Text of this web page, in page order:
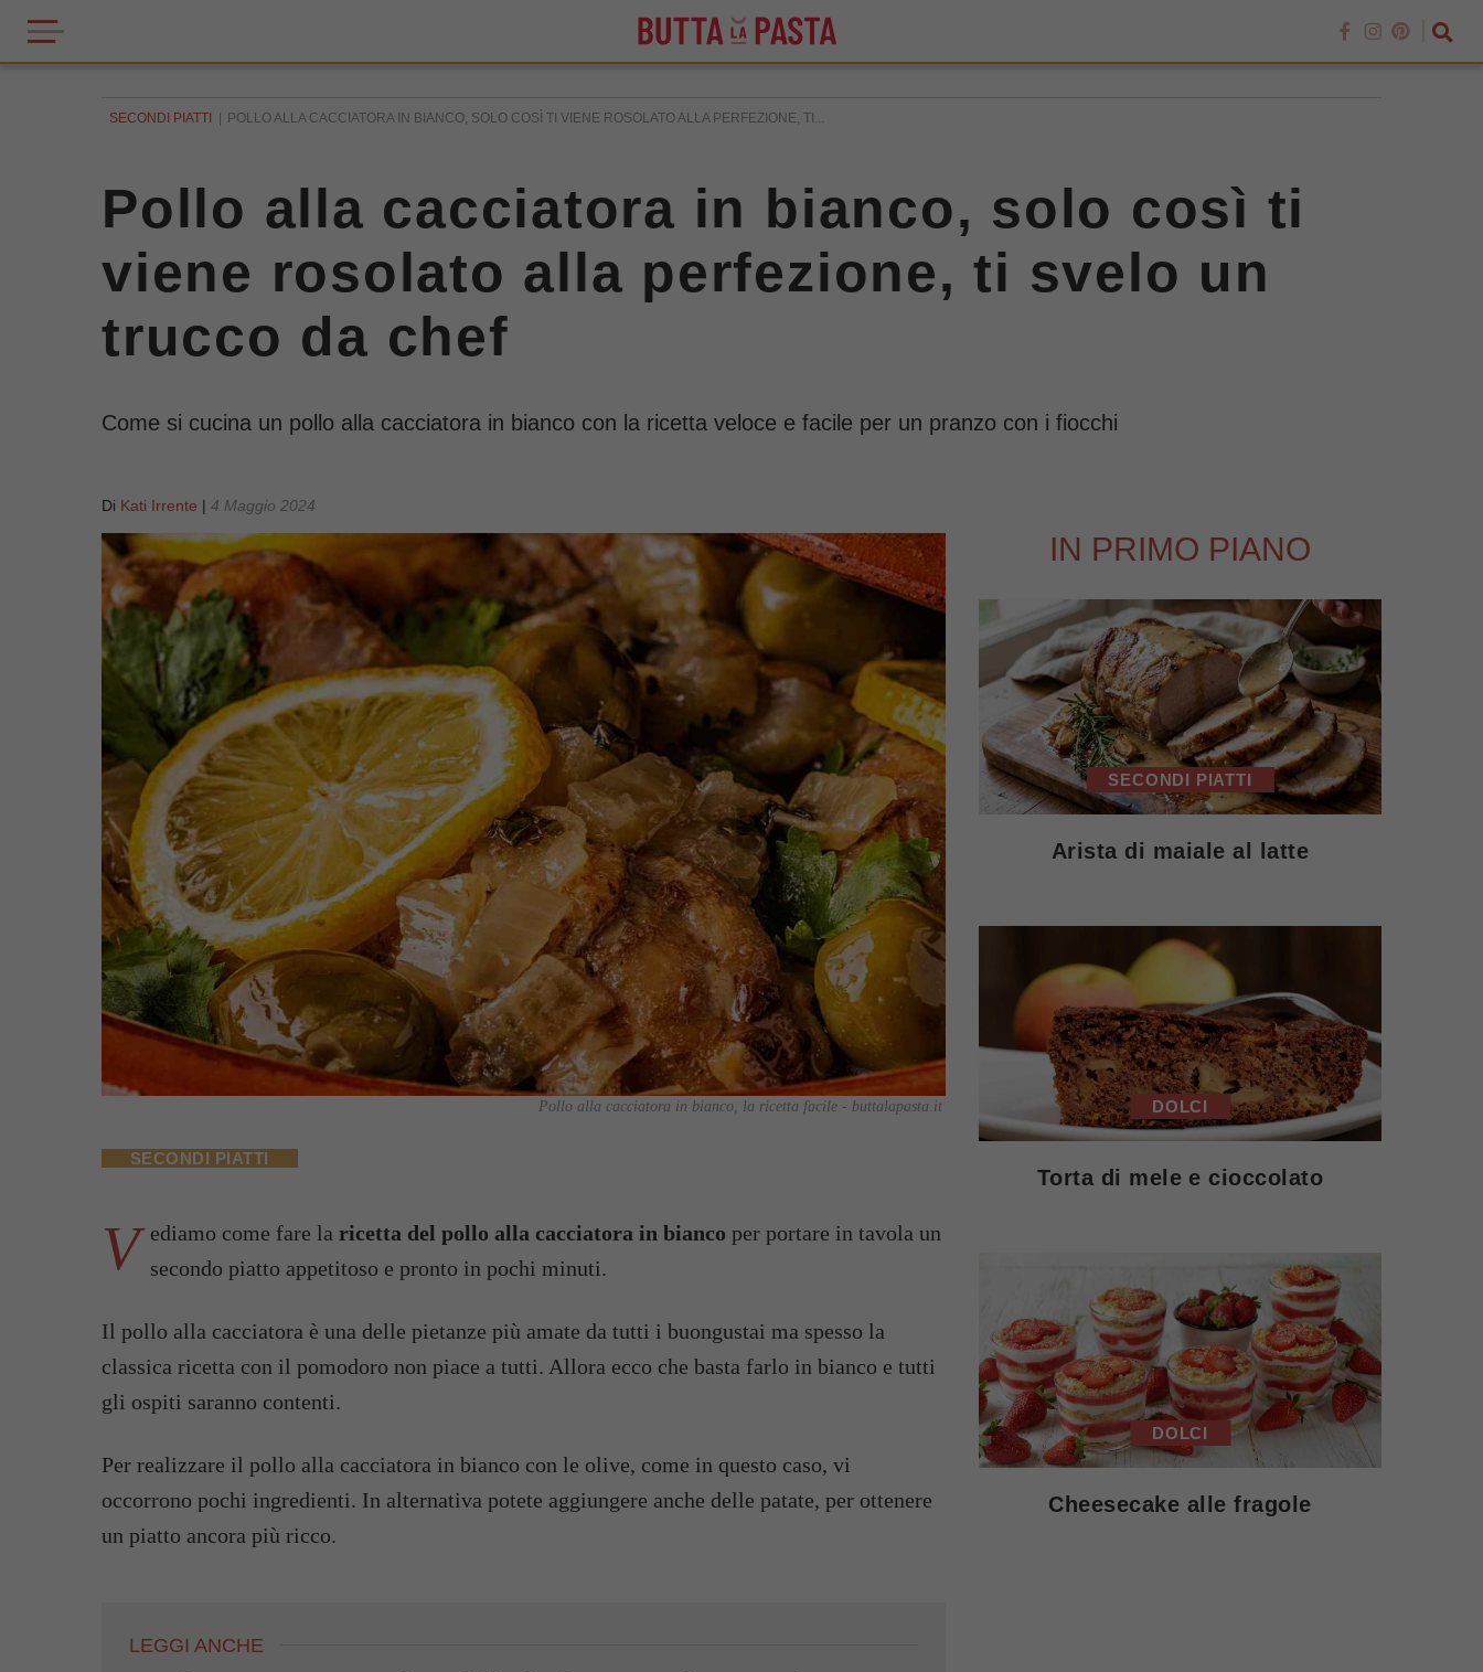
SECONDI PIATTI POLLO ALLA CACCIATORA IN BIANCO, SOLO COSÌ TI VIENE ROSOLATO ALLA PERFEZIONE, TI...
Pollo alla cacciatora in bianco, solo così ti
viene rosolato alla perfezione, ti svelo un
trucco da chef
Come si cucina un pollo alla cacciatora in bianco con la ricetta veloce e facile per un pranzo con i fiocchi
Di Kati Irrente | 4 Maggio 2024
Pollo alla cacciatora in bianco, la ricetta facile - buttalapasta.it
SECONDI PIATTI
V ediamo come fare la ricetta del pollo alla cacciatora in bianco per portare in tavola un
secondo piatto appetitoso e pronto in pochi minuti.
Il pollo alla cacciatora è una delle pietanze più amate da tutti i buongustai ma spesso la
classica ricetta con il pomodoro non piace a tutti. Allora ecco che basta farlo in bianco e tutti
gli ospiti saranno contenti.
Per realizzare il pollo alla cacciatora in bianco con le olive, come in questo caso, vi
occorrono pochi ingredienti. In alternativa potete aggiungere anche delle patate, per ottenere
un piatto ancora più ricco.
LEGGI ANCHE
IN PRIMO PIANO
SECONDI PIATTI
Arista di maiale al latte
DOLCI
Torta di mele e cioccolato
DOLCI
Cheesecake alle fragole